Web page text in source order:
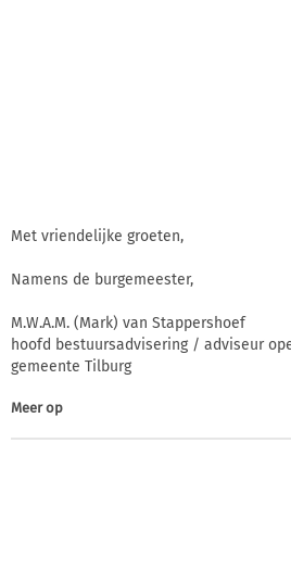
Met vriendelijke groeten,
Namens de burgemeester,
M.W.A.M. (Mark) van Stappershoef
hoofd bestuursadvisering / adviseur
gemeente Tilburg
Meer op